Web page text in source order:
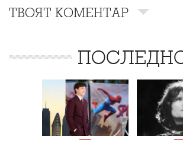
ТВОЯТ КОМЕНТАР